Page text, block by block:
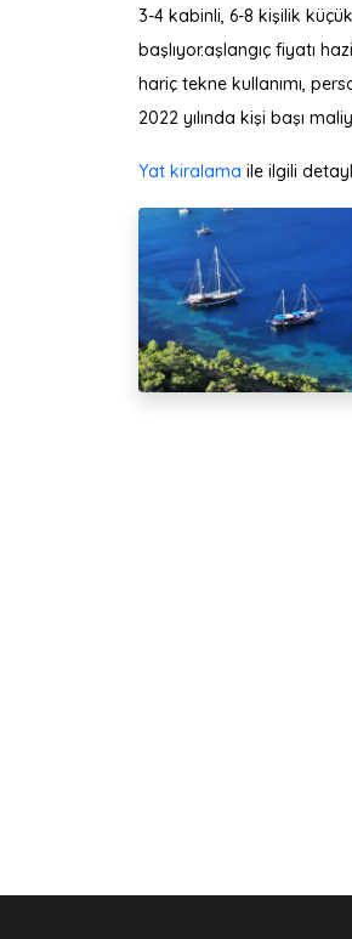
3-4 kabinli, 6-8 kişilik
başlıyor.aşlangıç fiyatı
hariç tekne kullanımı,
2022 yılında kişi başı
Yat kiralama ile ilgili